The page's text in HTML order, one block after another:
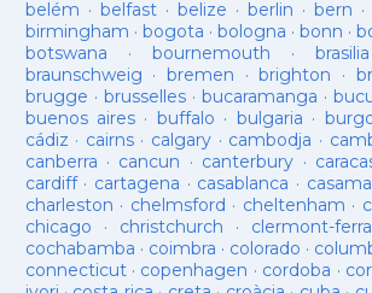
belém · belfast· belize · berlin ·bern
birmingham · bogota · bologna ·bonn ·
botswana · bournemouth ·brasilia
braunschweig · bremen ·brighton ·
brugge · brusselles· bucaramanga ·
buenos aires· buffalo · bulgaria ·
cádiz · cairns· calgary · cambodja ·
canberra · cancun · canterbury ·
cardiff· cartagena · casablanca ·
charleston · chelmsford · cheltenham ·
chicago · christchurch · clermont-
cochabamba · coimbra · colorado ·
connecticut· copenhagen · cordoba ·